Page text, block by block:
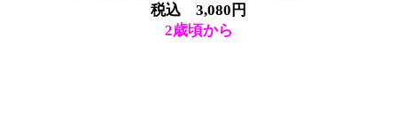
税込 3,080円
2歳頃から